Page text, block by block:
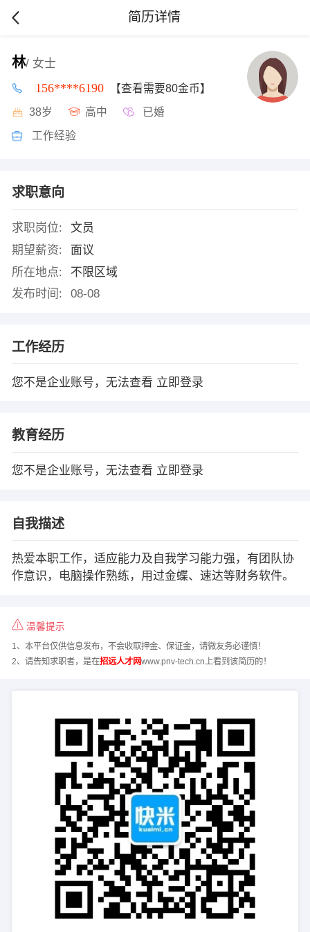
简历详情
林/ 女士
156****6190 【查看需要80金币】
38岁 高中 已婚
工作经验
求职意向
求职岗位:
文员
期望薪资:
面议
所在地点:
不限区域
发布时间:
08-08
工作经历
您不是企业账号，无法查看 立即登录
教育经历
您不是企业账号，无法查看 立即登录
自我描述
热爱本职工作，适应能力及自我学习能力强，有团队协
作意识，电脑操作熟练，用过金蝶、速达等财务软件。
温馨提示
1、本平台仅供信息发布，不会收取押金、保证金，请微友务必谨慎！
2、请告知求职者，是在招远人才网www.pnv-tech.cn上看到该简历的！